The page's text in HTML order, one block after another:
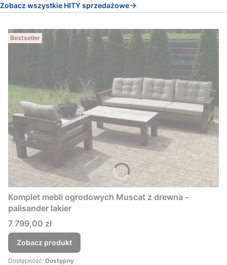
Zobacz wszystkie HITY sprzedażowe
Bestseller
Komplet mebli ogrodowych Muscat z drewna -
palisander lakier
Cena
7 799,00 zł
Zobacz produkt
Dostępność: Dostępny